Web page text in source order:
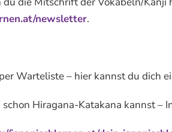
newsletter.
Warteliste – hier kannst du dich
Hiragana-Katakana kannst –